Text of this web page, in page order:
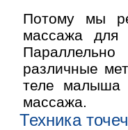
Потому мы
массажа для
различные
теле малыша
массажа.
Техника